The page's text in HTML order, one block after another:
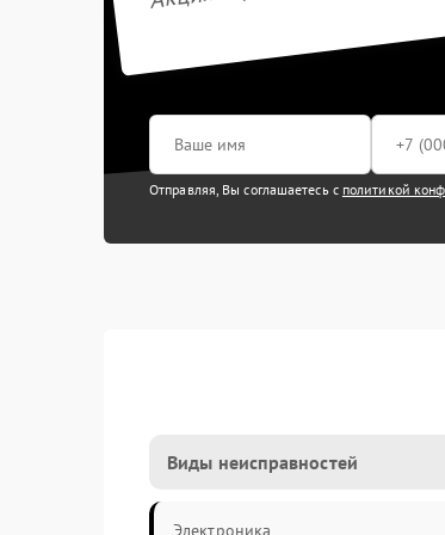
Отправляя, Вы соглашаетесь с политикой
Виды неисправностей
Электроника